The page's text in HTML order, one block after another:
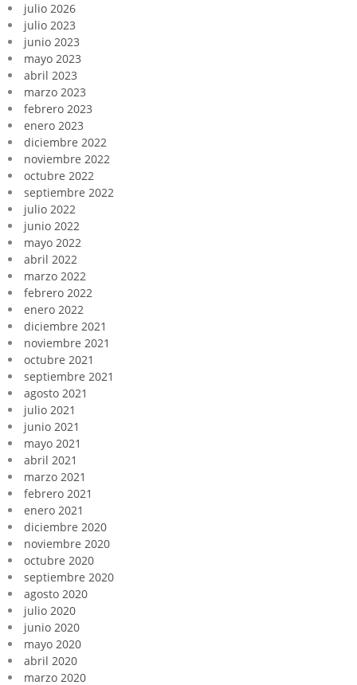
julio 2026
julio 2023
junio 2023
mayo 2023
abril 2023
marzo 2023
febrero 2023
enero 2023
diciembre 2022
noviembre 2022
octubre 2022
septiembre 2022
julio 2022
junio 2022
mayo 2022
abril 2022
marzo 2022
febrero 2022
enero 2022
diciembre 2021
noviembre 2021
octubre 2021
septiembre 2021
agosto 2021
julio 2021
junio 2021
mayo 2021
abril 2021
marzo 2021
febrero 2021
enero 2021
diciembre 2020
noviembre 2020
octubre 2020
septiembre 2020
agosto 2020
julio 2020
junio 2020
mayo 2020
abril 2020
marzo 2020